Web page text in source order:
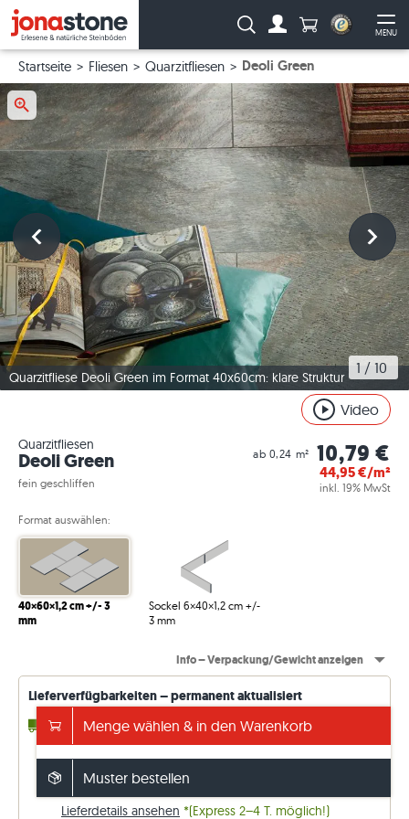
MENU
Suche: Anzahl
Startseite Fliesen Quarzitfliesen Deoli Green
Quarzitfliese Deoli Green im Format 40x60cm: klare Struktur
1 / 10
Video
Quarzitfliesen
Deoli Green
fein geschliffen
ab 0,24 m² 10,79 €
44,95€/m²
inkl. 19% MwSt
Format auswählen:
40×60×1,2 cm +/- 3
mm
Sockel 6×40×1,2 cm +/-
3 mm
Info – Verpackung/Gewicht anzeigen
Lieferverfügbarkeiten – permanent aktualisiert
4 - 10 Werktage* bis 305,76 m² (ab Lager)
18 - 19 Wochen beliebige m² (ab Werk)
Versand frei ab 5.000€
sonst 149€. Preise inkl. 19 % MwSt.
Lieferdetails ansehen *(Express 2–4 T. möglich!)
Menge wählen & in den Warenkorb
Muster bestellen